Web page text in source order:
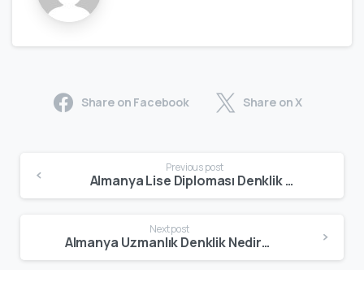
Share on Facebook Share on X
Previous post
Almanya Lise Diploması Denklik Nedir? Nasıl Alınır? 2026 Güncel Rehber
Next post
Almanya Uzmanlık Denklik Nedir? Uzman Doktorlar İçin 2026 Güncel Rehber